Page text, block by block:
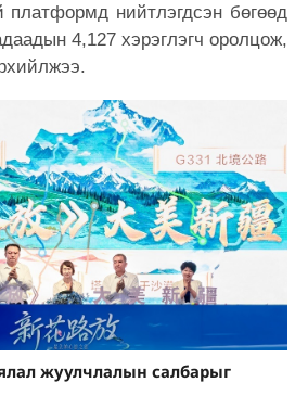
платформд нийтлэгдсэн бөгөөд
4,127 хэрэглэгч оролцож,
жуулчлалын салбарыг